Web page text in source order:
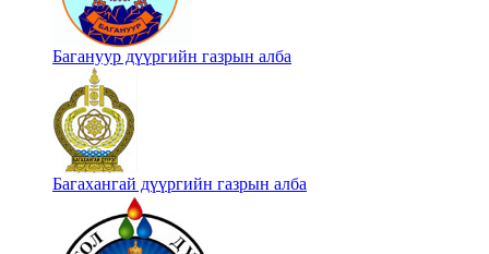
Багануур дүүргийн газрын алба
Багахангай дүүргийн газрын алба